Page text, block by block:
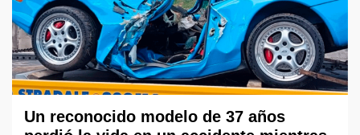
Un reconocido modelo de 37 años